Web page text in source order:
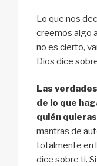
Lo que nos
creemos algo
no es cierto,
Dios dice
Las
de lo que
quién
mantras de
totalmente en
dice sobre ti.